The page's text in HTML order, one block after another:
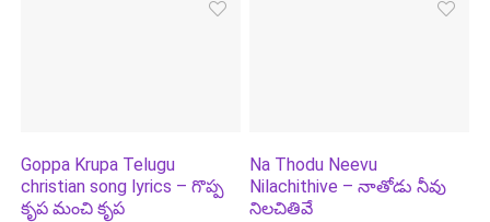
Goppa Krupa Telugu
christian song lyrics – గొప్ప
కృప మంచి కృప
Na Thodu Neevu
Nilachithive – నాతోడు నీవు
నిలచితివే